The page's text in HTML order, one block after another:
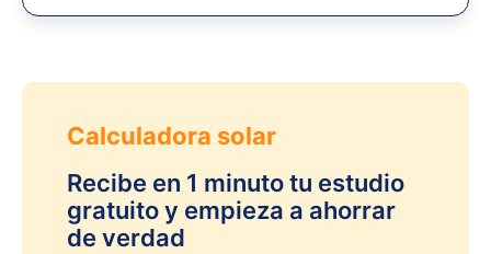
Calculadora solar
Recibe en 1 minuto tu estudio
gratuito y empieza a ahorrar
de verdad